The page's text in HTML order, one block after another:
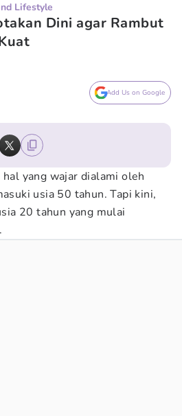
Lifestyle
Dini agar Rambut
Add Us on Google
yang wajar dialami oleh
usia 50 tahun. Tapi kini,
20 tahun yang mulai